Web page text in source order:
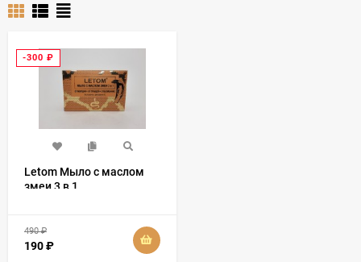
-300 ₽
Letom Мыло с маслом
змеи 3 в 1
490₽
190₽